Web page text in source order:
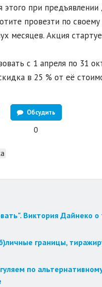
этого при
провезти по
месяцев. Акция
с 1 апреля по 31
в 25 % от её
Обсудить
0
Виктория Дайнеко
границы,
по